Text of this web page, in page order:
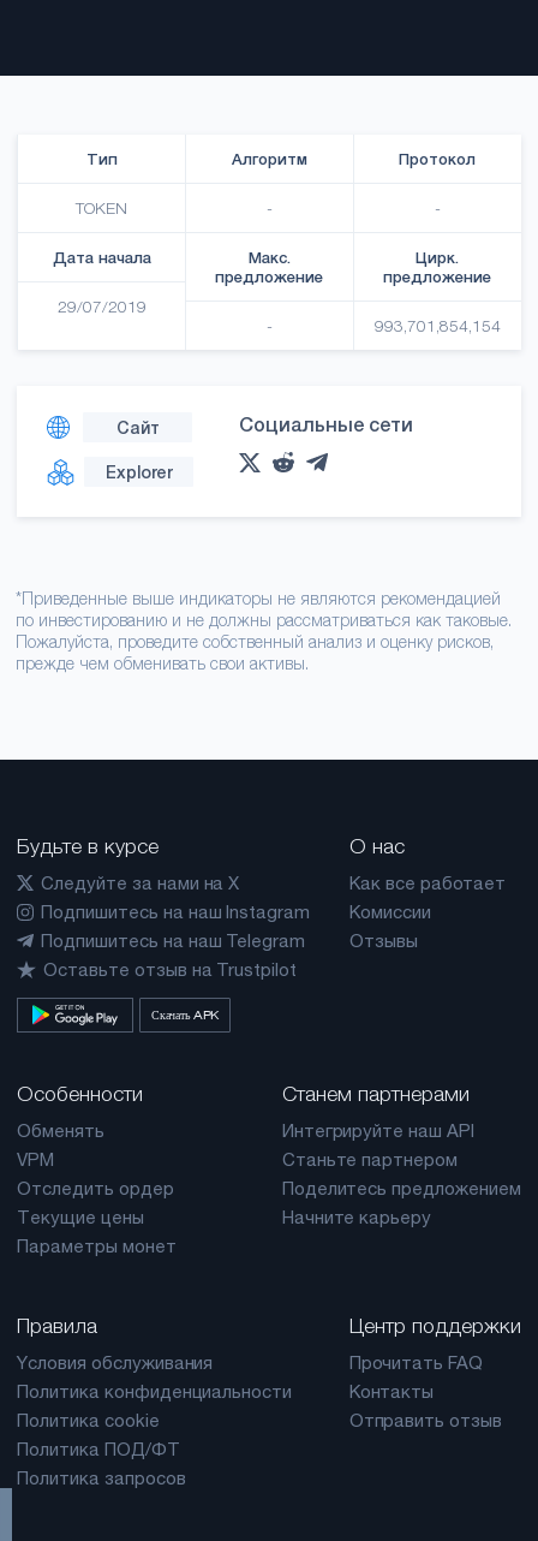
Тип
TOKEN
Алгоритм
-
Протокол
-
Дата начала
29/07/2019
Макс.
предложение
-
Цирк.
предложение
993,701,854,154
Сайт
Explorer
Социальные сети
*Приведенные выше индикаторы не являются рекомендацией
по инвестированию и не должны рассматриваться как таковые.
Пожалуйста, проведите собственный анализ и оценку рисков,
прежде чем обменивать свои активы.
Будьте в курсе
Следуйте за нами на X
Подпишитесь на наш Instagram
Подпишитесь на наш Telegram
Оставьте отзыв на Trustpilot
Скачать APK
О нас
Как все работает
Комиссии
Отзывы
Особенности
Обменять
VPM
Отследить ордер
Текущие цены
Параметры монет
Станем партнерами
Интегрируйте наш API
Станьте партнером
Поделитесь предложением
Начните карьеру
Правила
Yсловия обслуживания
Политика конфиденциальности
Политика cookie
Политика ПОД/ФТ
Политика запросов
Центр поддержки
Прочитать FAQ
Контакты
Отправить отзыв